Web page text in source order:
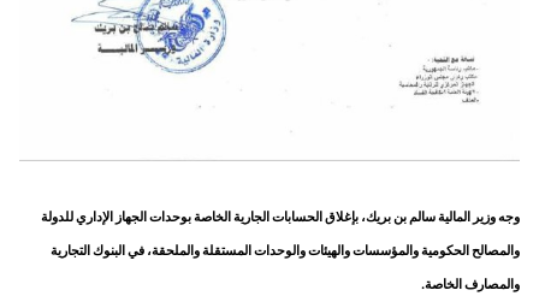
وجه وزير المالية سالم بن بريك، بإغلاق الحسابات الجارية الخاصة بوحدات الجهاز الإداري للدولة
والمصالح الحكومية والمؤسسات والهيئات والوحدات المستقلة والملحقة، في البنوك التجارية
والمصارف الخاصة.